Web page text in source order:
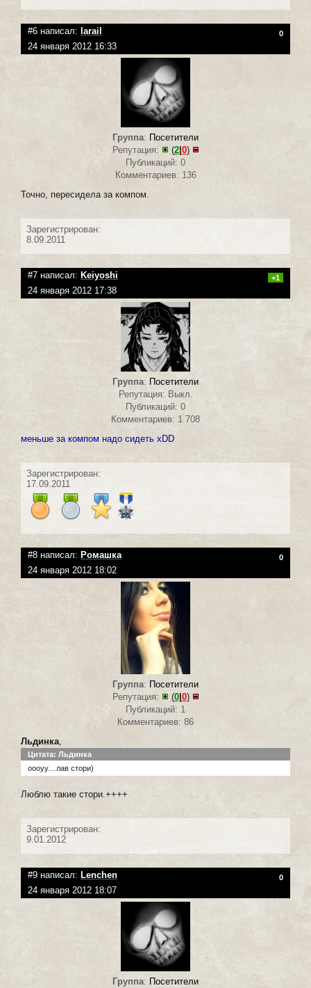
#6 написал: larail 0
24 января 2012 16:33
Группа: Посетители
Репутация:
(2| 0)
Публикаций: 0
Комментариев: 136
Точно, пересидела за компом.
Зарегистрирован:
8.09.2011
#7 написал: Keiyoshi +1
24 января 2012 17:38
Группа: Посетители
Репутация: Выкл.
Публикаций: 0
Комментариев: 1 708
меньше за компом надо сидеть xDD
Зарегистрирован:
17.09.2011
#8 написал: Ромашка 0
24 января 2012 18:02
Группа: Посетители
Репутация:
(0| 0)
Публикаций: 1
Комментариев: 86
Льдинка,
Цитата: Льдинка
оооуу....лав стори)
Люблю такие стори.++++
Зарегистрирован:
9.01.2012
#9 написал: Lenchen 0
24 января 2012 18:07
Группа: Посетители